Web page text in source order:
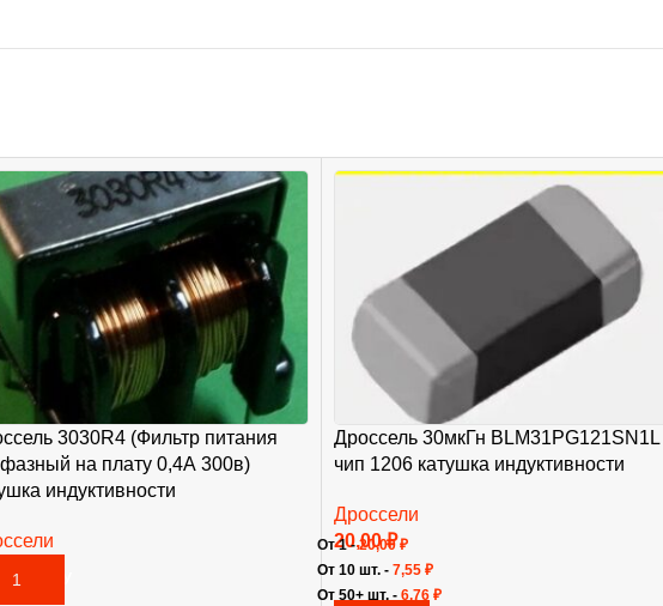
3030R4 (Фильтр питания
на плату 0,4А 300в)
индуктивности
КОРЗИНУ
Дроссель 30мкГн BLM31PG121SN1L
чип 1206 катушка индуктивности
Дроссели
20,00₽
От 1 -20,00₽
От 10 шт. - 7,55 ₽
От 50+ шт. - 6,76 ₽